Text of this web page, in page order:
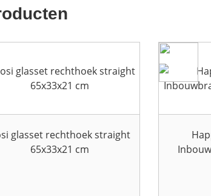
glasset rechthoek straight
65x33x21 cm